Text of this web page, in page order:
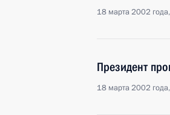
18 марта 2002
Президент
18 марта 2002